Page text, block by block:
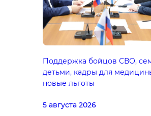
Поддержка бойцов СВО,
детьми, кадры для
новые льготы
5 августа 2026